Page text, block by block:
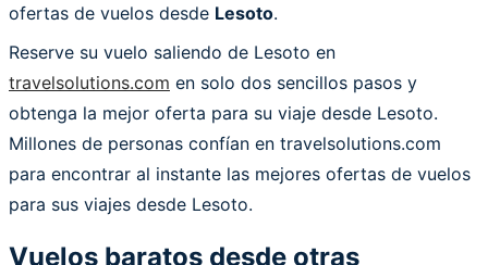
ofertas de vuelos desde Lesoto.
Reserve su vuelo saliendo de Lesoto en
travelsolutions.com en solo dos sencillos pasos y
obtenga la mejor oferta para su viaje desde Lesoto.
Millones de personas confían en travelsolutions.com
para encontrar al instante las mejores ofertas de vuelos
para sus viajes desde Lesoto.
Vuelos baratos desde otras